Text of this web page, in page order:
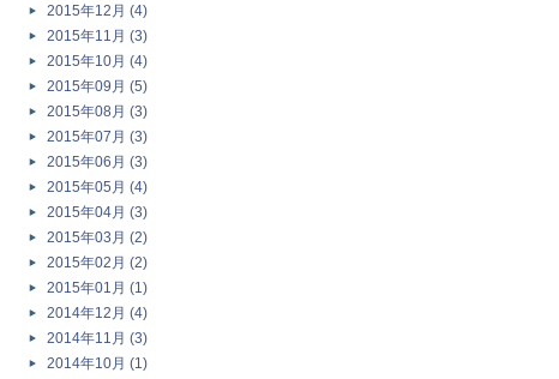
2015年12月 (4)
2015年11月 (3)
2015年10月 (4)
2015年09月 (5)
2015年08月 (3)
2015年07月 (3)
2015年06月 (3)
2015年05月 (4)
2015年04月 (3)
2015年03月 (2)
2015年02月 (2)
2015年01月 (1)
2014年12月 (4)
2014年11月 (3)
2014年10月 (1)